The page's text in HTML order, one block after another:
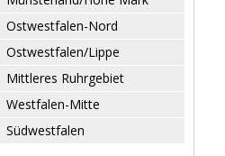
Ostwestfalen-Nord
Ostwestfalen/Lippe
Mittleres Ruhrgebiet
Westfalen-Mitte
Südwestfalen